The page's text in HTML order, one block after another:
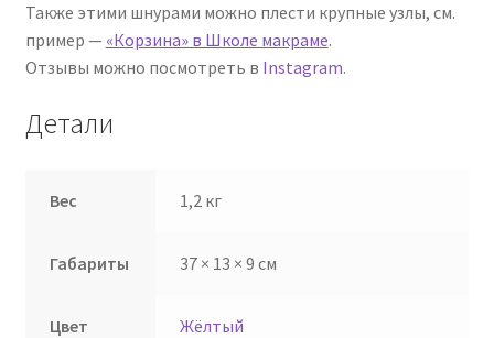
Также этими шнурами можно плести крупные узлы, см.
пример — «Корзина» в Школе макраме.
Отзывы можно посмотреть в Instagram.
Детали
Вес 1,2 кг
Габариты 37 × 13 × 9 см
Цвет Жёлтый